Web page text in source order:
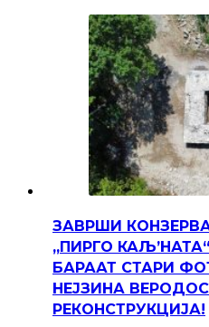
ЗАВРШИ
„ПИРГО
БАРААТ СТАРИ
НЕЈЗИНА
РЕКОНСТРУКЦИЈА!